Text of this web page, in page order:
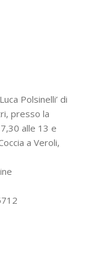
Polsinelli’ di
presso la
alle 13 e
a Veroli,